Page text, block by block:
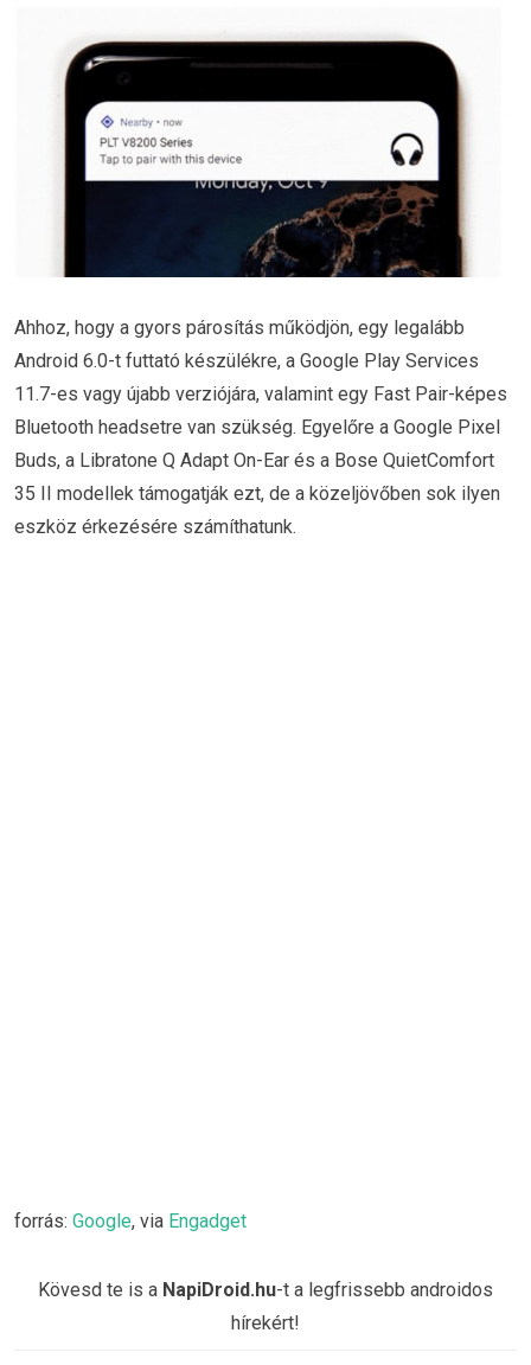
Ahhoz, hogy a gyors párosítás működjön, egy legalább
Android 6.0-t futtató készülékre, a Google Play Services
11.7-es vagy újabb verziójára, valamint egy Fast Pair-képes
Bluetooth headsetre van szükség. Egyelőre a Google Pixel
Buds, a Libratone Q Adapt On-Ear és a Bose QuietComfort
35 II modellek támogatják ezt, de a közeljövőben sok ilyen
eszköz érkezésére számíthatunk.
forrás: Google, via Engadget
Kövesd te is a NapiDroid.hu-t a legfrissebb androidos
hírekért!